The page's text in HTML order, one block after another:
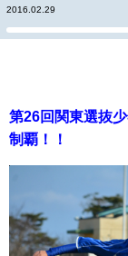
2016.02.29
第26回関東選抜
制覇！！